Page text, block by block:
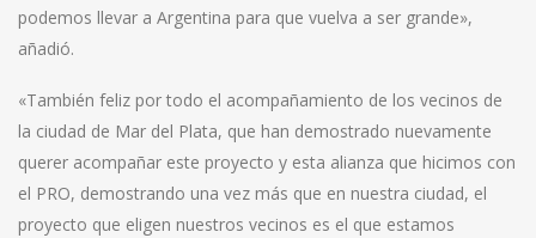
podemos llevar a Argentina para que vuelva a ser grande»,
añadió.
«También feliz por todo el acompañamiento de los vecinos de
la ciudad de Mar del Plata, que han demostrado nuevamente
querer acompañar este proyecto y esta alianza que hicimos con
el PRO, demostrando una vez más que en nuestra ciudad, el
proyecto que eligen nuestros vecinos es el que estamos